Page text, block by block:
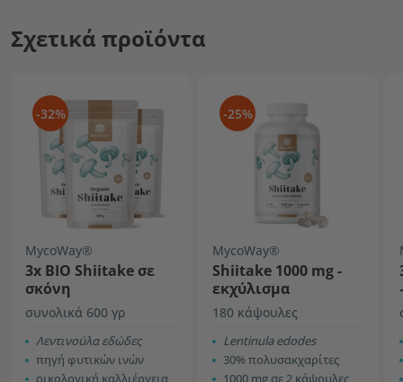
Σχετικά προϊόντα
-32%
MycoWay®
3x BIO Shiitake σε
σκόνη
συνολικά 600 γρ
Λεντινούλα εδώδες
πηγή φυτικών ινών
οικολογική καλλιέργεια
-25%
MycoWay®
Shiitake 1000 mg -
εκχύλισμα
180 κάψουλες
Lentinula edodes
30% πολυσακχαρίτες
1000 mg σε 2 κάψουλες